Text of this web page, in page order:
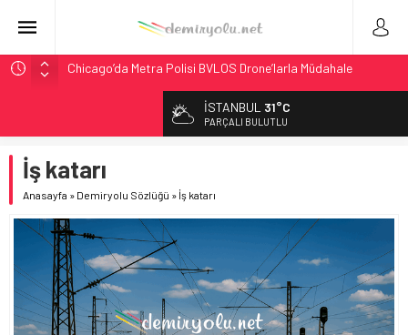
Chicago’da Metra Polisi BVLOS Drone’larla Müdahale
NJ Transit’ten Tarihi Bütçe: 46 Yılın Rekoru Onaylandı
Rocky Mountain, Güneş Enerjili Tesisten İlk Rayı Sevk Etti
AAR, MIT ve Berkeley Dahil 4 Üniversiteyle Araştırma
Konsorsiyumu Başlattı
Puja
İSTANBUL 31°C
PARÇALI BULUTLU
İş katarı
Anasayfa » Demiryolu Sözlüğü » İş katarı